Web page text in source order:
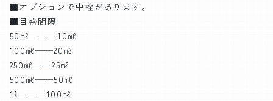
■オプションで中栓があります。
■目盛間隔
50㎖───10㎖
100㎖──20㎖
250㎖──25㎖
500㎖──50㎖
1ℓ───100㎖